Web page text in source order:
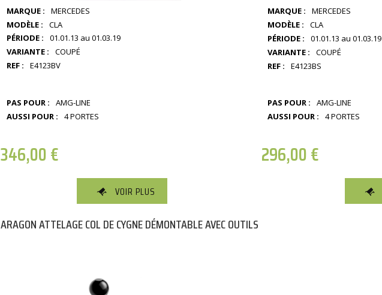
MARQUE :
MERCEDES
MODÈLE :
CLA
PÉRIODE :
01.01.13 au 01.03.19
VARIANTE :
COUPÉ
REF :
E4123BV
PAS POUR :
AMG-LINE
AUSSI POUR :
4 PORTES
346,00€
VOIR PLUS
MARQUE :
MERCEDES
MODÈLE :
CLA
PÉRIODE :
01.01.13 au 01.03.19
VARIANTE :
COUPÉ
REF :
E4123BS
PAS POUR :
AMG-LINE
AUSSI POUR :
4 PORTES
296,00€
ARAGON ATTELAGE COL DE CYGNE DÉMONTABLE AVEC OUTILS